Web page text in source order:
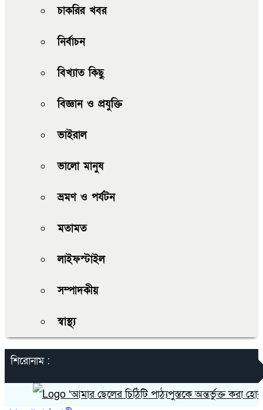
চাকরির খবর
নির্বাচন
বিখ্যাত কিছু
বিজ্ঞান ও প্রযুক্তি
ভাইরাল
ভালো মানুষ
ভ্রমণ ও পর্যটন
মতামত
লাইফস্টাইল
সম্পাদকীয়
স্বাস্থ্য
শিরোনাম :
‘আমার ছেলের চিঠিটি পাঠ্যপুস্তকে অন্তর্ভুক্ত করা হোক’